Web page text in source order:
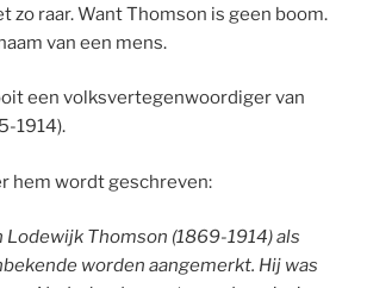
zo raar. Want Thomson is geen boom.
van een mens.
een volksvertegenwoordiger van
1914).
hem wordt geschreven:
Lodewijk Thomson (1869-1914) als
worden aangemerkt. Hij was